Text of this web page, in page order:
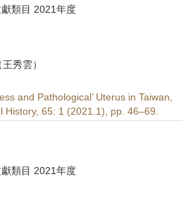
類目 2021年度
秀雲）
and Pathological’ Uterus in Taiwan,
History, 65: 1 (2021.1), pp. 46–69.
類目 2021年度